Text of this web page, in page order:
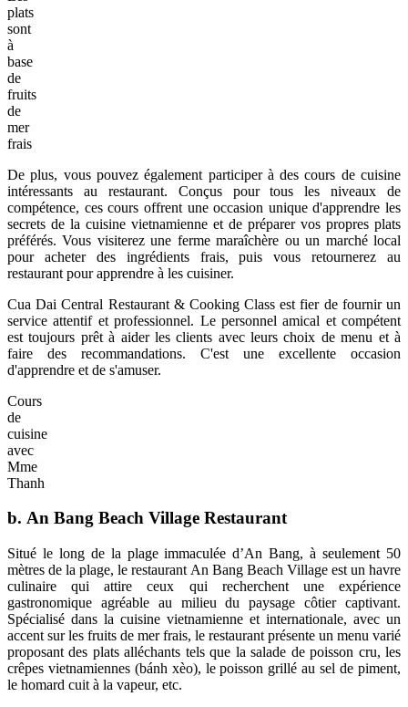
plats
sont
à
base
de
fruits
de
mer
frais
De plus, vous pouvez également participer à des cours de cuisine
intéressants au restaurant. Conçus pour tous les niveaux de
compétence, ces cours offrent une occasion unique d'apprendre les
secrets de la cuisine vietnamienne et de préparer vos propres plats
préférés. Vous visiterez une ferme maraîchère ou un marché local
pour acheter des ingrédients frais, puis vous retournerez au
restaurant pour apprendre à les cuisiner.
Cua Dai Central Restaurant & Cooking Class est fier de fournir un
service attentif et professionnel. Le personnel amical et compétent
est toujours prêt à aider les clients avec leurs choix de menu et à
faire des recommandations. C'est une excellente occasion
d'apprendre et de s'amuser.
Cours
de
cuisine
avec
Mme
Thanh
b. An Bang Beach Village Restaurant
Situé le long de la plage immaculée d’An Bang, à seulement 50
mètres de la plage, le restaurant An Bang Beach Village est un havre
culinaire qui attire ceux qui recherchent une expérience
gastronomique agréable au milieu du paysage côtier captivant.
Spécialisé dans la cuisine vietnamienne et internationale, avec un
accent sur les fruits de mer frais, le restaurant présente un menu varié
proposant des plats alléchants tels que la salade de poisson cru, les
crêpes vietnamiennes (bánh xèo), le poisson grillé au sel de piment,
le homard cuit à la vapeur, etc.